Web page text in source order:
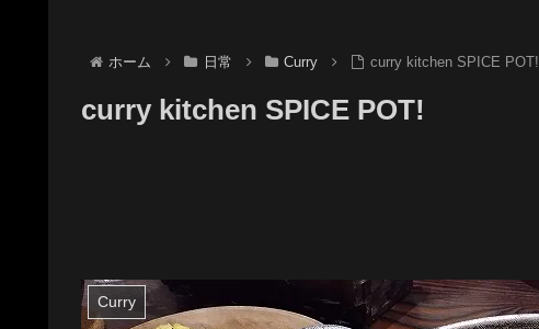
ホーム 日常 Curry curry kitchen SPICE POT!
curry kitchen SPICE POT!
Curry